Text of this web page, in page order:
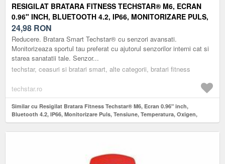
RESIGILAT BRATARA FITNESS TECHSTAR® M6, ECRAN
0.96" INCH, BLUETOOTH 4.2, IP66, MONITORIZARE PULS,
TENSIUNE, TEMPERATURA, OXIGEN, CALITATE SOMN,
GALBEN
24,98 RON
Reducere. Bratara Smart Techstar® cu senzori avansati.
Monitorizeaza sportul tau preferat cu ajutorul senzorilor interni cat si
starea sanatatii tale. Senzor...
techstar, ceasuri si bratari smart, alte categorii, bratari fitness
techstar.ro
Similar cu Resigilat Bratara Fitness Techstar® M6, Ecran 0.96" inch,
Bluetooth 4.2, IP66, Monitorizare Puls, Tensiune, Temperatura, Oxigen,
Calitate Somn, Galben